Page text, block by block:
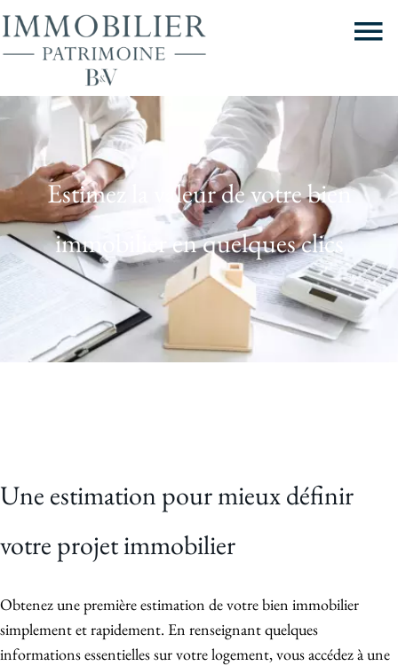
Estimez la valeur de votre bien
immobilier en quelques clics
Une estimation pour mieux définir
votre projet immobilier
Obtenez une première estimation de votre bien immobilier
simplement et rapidement. En renseignant quelques
informations essentielles sur votre logement, vous accédez à une